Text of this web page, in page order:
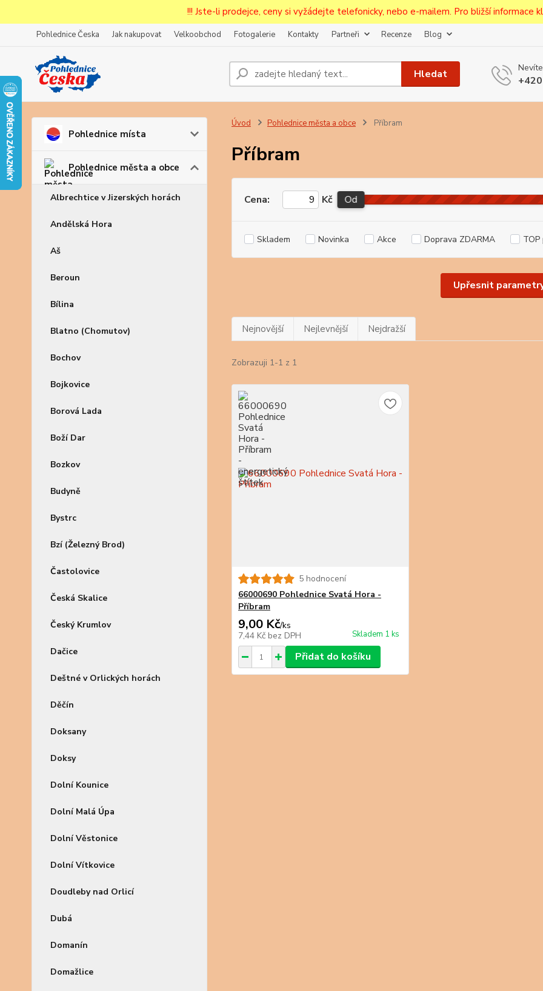
!!! Jste-li prodejce, ceny si vyžádejte telefonicky, nebo e-mailem. Pro bližší informace
Pohlednice Česka Jak nakupovat Velkoobchod Fotogalerie Kontakty Partneři Recenze Blog
Hledat
Pohlednice místa
Pohlednice města a obce
Albrechtice v Jizerských horách
Andělská Hora
Aš
Beroun
Bílina
Blatno (Chomutov)
Bochov
Bojkovice
Borová Lada
Boží Dar
Bozkov
Budyně
Bystrc
Bzí (Železný Brod)
Častolovice
Česká Skalice
Český Krumlov
Dačice
Deštné v Orlických horách
Děčín
Doksany
Doksy
Dolní Kounice
Dolní Malá Úpa
Dolní Věstonice
Dolní Vítkovice
Doudleby nad Orlicí
Dubá
Domanín
Domažlice
Úvod Pohlednice města a obce Příbram
Příbram
Upřesnit
Cena: Kč Od
Skladem Novinka Akce Doprava ZDARMA
Nejnovější Nejlevnější Nejdražší
Zobrazuji 1-1 z 1
5 hodnocení
66000690 Pohlednice Svatá Hora -
Příbram
9,00 Kč/ks
7,44 Kč bez DPH Skladem 1 ks
Přidat do košíku
Prodejcům bude po zaregistrování nastavena sleva, případně upravena
první objednávce.
Souhlasím se zpracováním osobních údajůpro účely registrace.
Zavřít